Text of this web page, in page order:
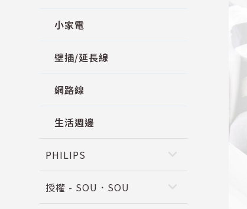
小家電
壁插/延長線
網路線
生活週邊
PHILIPS keyboard_arrow_down
授權 - SOU．SOU keyboard_arrow_down